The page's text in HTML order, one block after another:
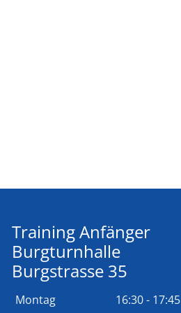
Training Anfänger
Burgturnhalle
Burgstrasse 35
Montag 16:30 - 17:45